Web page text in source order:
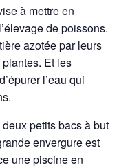
à mettre en
de poissons.
azotée par leurs
Et les
l’eau qui
petits bacs à but
envergure est
une piscine en